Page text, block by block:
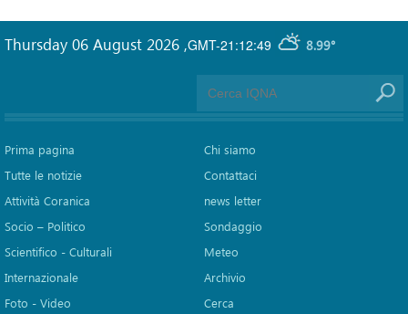
GMT-21:12:49 8.99°
Thursday 06 August 2026 ,
Prima pagina
Tutte le notizie
Attività Coranica
Socio – Politico
Scientifico - Culturali
Internazionale
Foto - Video
Chi siamo
Contattaci
news letter
Sondaggio
Meteo
Archivio
Cerca